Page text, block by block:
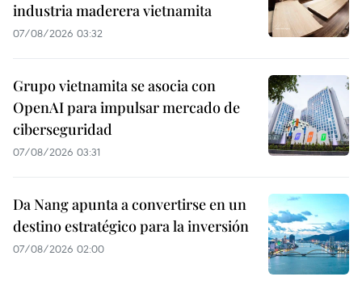
industria maderera vietnamita
07/08/2026 03:32
Grupo vietnamita se asocia con
OpenAI para impulsar mercado de
ciberseguridad
07/08/2026 03:31
Da Nang apunta a convertirse en un
destino estratégico para la inversión
07/08/2026 02:00